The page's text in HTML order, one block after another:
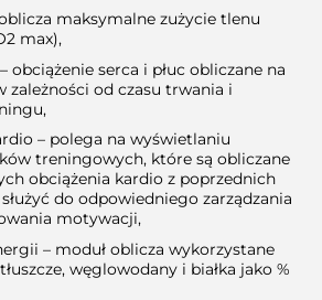
maksymalne zużycie tlenu
max),
obciążenie serca i płuc obliczane na
zależności od czasu trwania i
– polega na wyświetlaniu
treningowych, które są obliczane
obciążenia kardio z poprzednich
do odpowiedniego zarządzania
motywacji,
– moduł oblicza wykorzystane
węglowodany i białka jako %